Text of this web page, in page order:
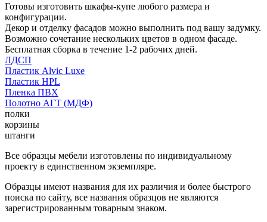
Готовы изготовить шкафы-купе любого размера и
конфигурации.
Декор и отделку фасадов можно выполнить под вашу задумку.
Возможно сочетание нескольких цветов в одном фасаде.
Бесплатная сборка в течение 1-2 рабочих дней.
ЛДСП
Пластик Alvic Luxe
Пластик HPL
Пленка ПВХ
Полотно АГТ (МДФ)
полки
корзины
штанги
Все образцы мебели изготовлены по индивидуальному
проекту в единственном экземпляре.
Образцы имеют названия для их различия и более быстрого
поиска по сайту, все названия образцов не являются
зарегистрированным товарным знаком.